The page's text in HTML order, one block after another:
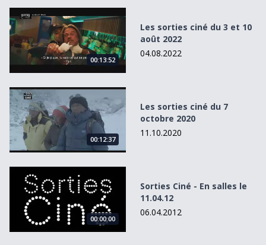
Les sorties ciné du 3 et 10 août 2022
00:13:52
Les sorties ciné du 3 et 10
août 2022
04.08.2022
Les sorties ciné du 7 octobre 2020
00:12:37
Les sorties ciné du 7
octobre 2020
11.10.2020
Sorties Ciné - En salles le 11.04.12
00:00:00
Sorties Ciné - En salles le
11.04.12
06.04.2012